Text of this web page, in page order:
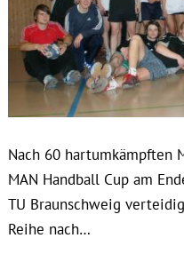
Nach 60 hartumkämpften
MAN Handball Cup am
TU Braunschweig
Reihe nach…